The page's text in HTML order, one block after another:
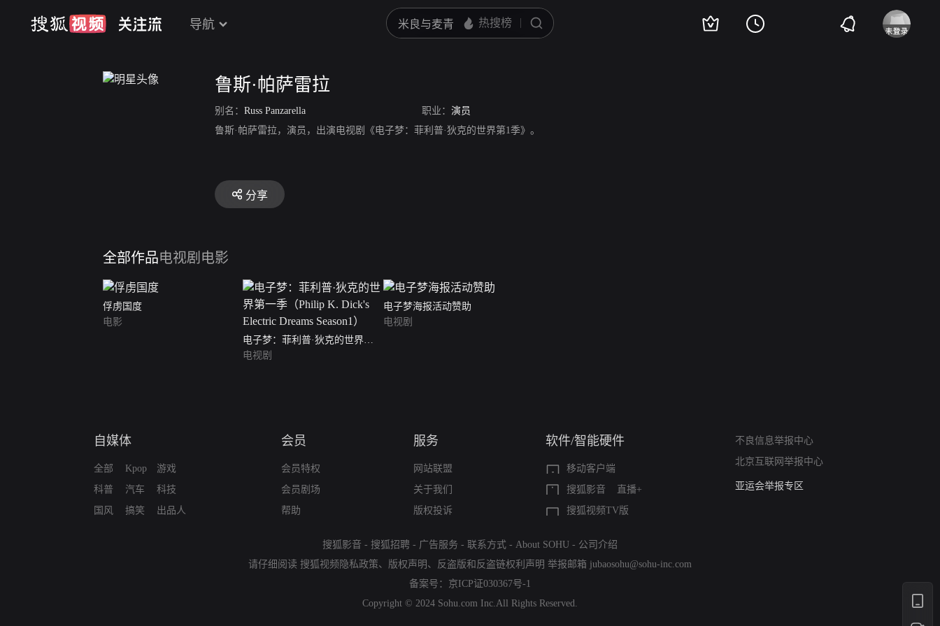
导航
鲁斯·帕萨雷拉
别名： Russ Panzarella 职业： 演员
鲁斯·帕萨雷拉，演员，出演电视剧《电子梦：菲利普·狄克的世界第1季》。
分享
全部作品电视剧 电影
俘虏国度
电影
电子梦：菲利普·狄克的世界第
一季（Philip K. Dick's Electric
电视剧
电子梦海报活动赞助
电视剧
自媒体
全部
科普
国风
Kpop
汽车
搞笑
游戏
科技
出品人
会员
会员特权
会员剧场
帮助
服务
网站联盟
关于我们
版权投诉
软件/智能硬件
移动客户端
搜狐影音
直播+
搜狐视频TV版
不良信息举报中心
北京互联网举报中心
算法推荐专项举报
亚运会举报专区
搜狐影音 - 搜狐招聘 - 广告服务 - 联系方式 - About SOHU - 公司介绍
请仔细阅读 搜狐视频隐私政策、 版权声明 、 反盗版和反盗链权利声明 举报邮箱 jubaosohu@sohu-inc.com
备案号： 京ICP证030367号-1
Copyright © 2024 Sohu.com Inc.All Rights Reserved.